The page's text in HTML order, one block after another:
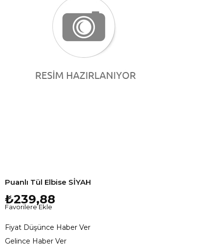
Puanlı Tül Elbise SİYAH
₺239,88
Favorilere Ekle
Fiyat Düşünce Haber Ver
Gelince Haber Ver